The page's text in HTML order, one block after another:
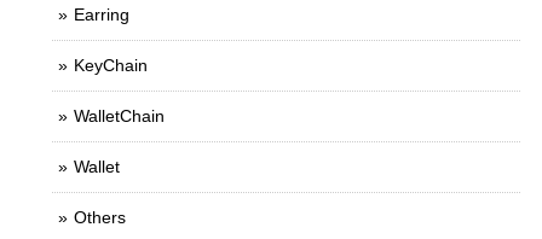
Earring
KeyChain
WalletChain
Wallet
Others